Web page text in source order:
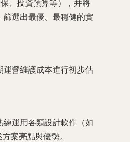
、投資預算等），并將
選出最優、最穩健的實
營維護成本進行初步估
運用各類設計軟件（如
案亮點與優勢。